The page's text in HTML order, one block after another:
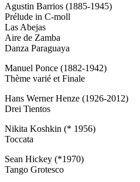
Agustin Barrios (1885-1945)
Prélude in C-moll
Las Abejas
Aire de Zamba
Danza Paraguaya
Manuel Ponce (1882-1942)
Thème varié et Finale
Hans Werner Henze (1926-2012)
Drei Tientos
Nikita Koshkin (* 1956)
Toccata
Sean Hickey (*1970)
Tango Grotesco